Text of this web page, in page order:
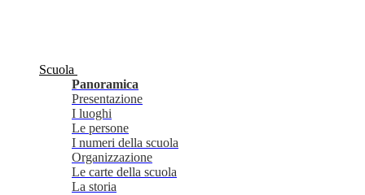
Scuola
Panoramica
Presentazione
I luoghi
Le persone
I numeri della scuola
Organizzazione
Le carte della scuola
La storia